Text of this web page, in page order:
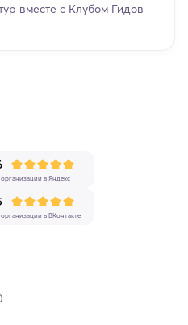
вместе с Клубом Гидов
в Яндекс
в ВКонтакте